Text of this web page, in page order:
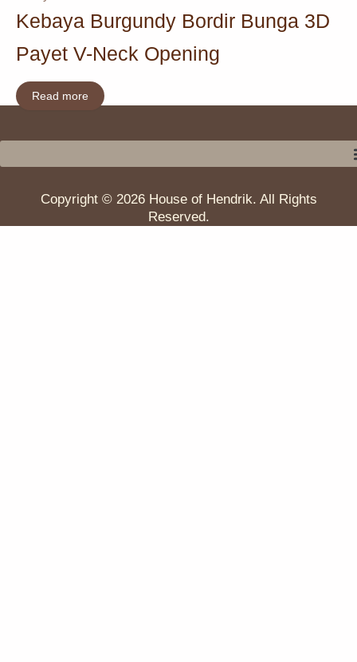
Kebaya Burgundy Bordir Bunga 3D
Payet V-Neck Opening
Read more
Copyright © 2026 House of Hendrik. All Rights
Reserved.